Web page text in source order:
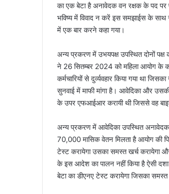
का एक बेटा है अनावेदक वन रक्षक के पद पर
भविष्य में विवाद न करें इस समझाईस के साथ
में एक बार करने कहा गया।
अन्य प्रकरण में उभयपक्ष उपस्थित दोनों
ने 26 सितम्बर 2024 को महिला आयोग के
कर्मचारियों से दुर्व्यवहार किया गया था
सुनवाई में माफी मांगा है। आवेदिका और
के उपर एफआईआर करायी थी जिससे वह
अन्य प्रकरण में आवेदिका उपस्थित
70,000 मासिक वेतन मिलता है आयोग की
टेस्ट करायेगा उसका समस्त खर्च
के इस आदेश का पालन नहीं किया है ऐसी
बेटा का डीएनए टेस्ट करायेगा जिसका